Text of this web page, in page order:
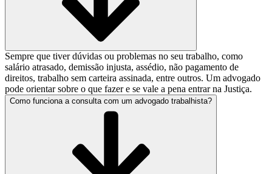
Sempre que tiver dúvidas ou problemas no seu trabalho, como
salário atrasado, demissão injusta, assédio, não pagamento de
direitos, trabalho sem carteira assinada, entre outros. Um advogado
pode orientar sobre o que fazer e se vale a pena entrar na Justiça.
Como funciona a consulta com um advogado trabalhista?